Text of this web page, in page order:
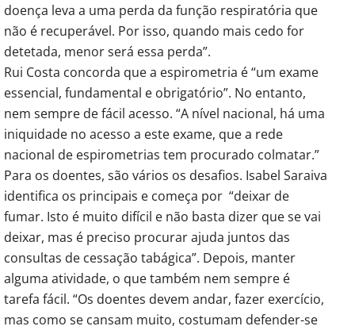
doença leva a uma perda da função respiratória que
não é recuperável. Por isso, quando mais cedo for
detetada, menor será essa perda”.
Rui Costa concorda que a espirometria é “um exame
essencial, fundamental e obrigatório”. No entanto,
nem sempre de fácil acesso. “A nível nacional, há uma
iniquidade no acesso a este exame, que a rede
nacional de espirometrias tem procurado colmatar.”
Para os doentes, são vários os desafios. Isabel Saraiva
identifica os principais e começa por “deixar de
fumar. Isto é muito difícil e não basta dizer que se vai
deixar, mas é preciso procurar ajuda juntos das
consultas de cessação tabágica”. Depois, manter
alguma atividade, o que também nem sempre é
tarefa fácil. “Os doentes devem andar, fazer exercício,
mas como se cansam muito, costumam defender-se